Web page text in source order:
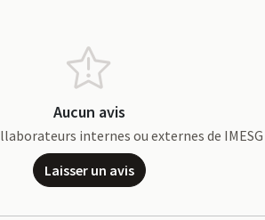
Aucun avis
internes ou externes de IMESG
Laisser un avis